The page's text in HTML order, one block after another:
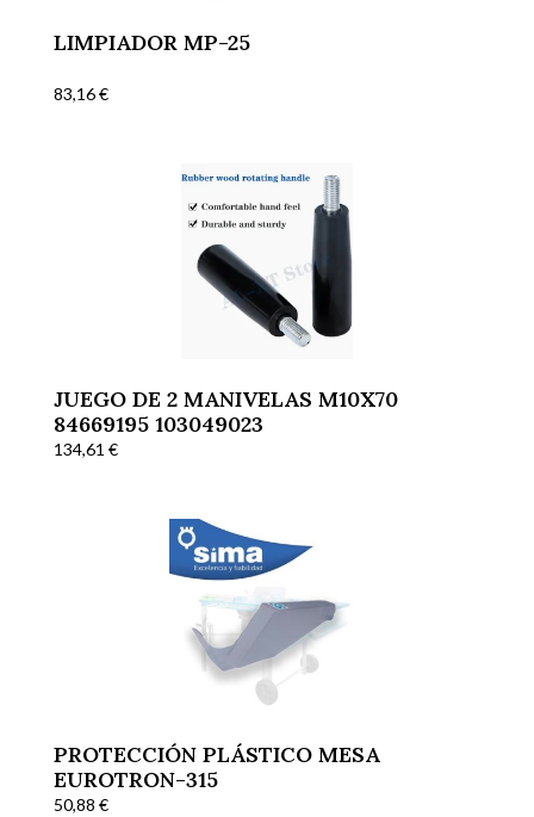
LIMPIADOR MP-25
83,16€
JUEGO DE 2 MANIVELAS M10X70
84669195 103049023
134,61 €
PROTECCIÓN PLÁSTICO MESA
EUROTRON-315
50,88 €